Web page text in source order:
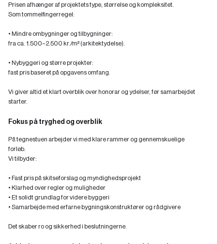
Prisen afhænger af projektets type, størrelse og kompleksitet.
Som tommelfingerregel:
• Mindre ombygninger og tilbygninger:
fra ca. 1.500–2.500 kr./m² (arkitektydelse).
• Nybyggeri og større projekter:
fast pris baseret på opgavens omfang.
Vi giver altid et klart overblik over honorar og ydelser, før samarbejdet
starter.
Fokus på tryghed og overblik
På tegnestuen arbejder vi med klare rammer og gennemskuelige
forløb.
Vi tilbyder:
• Fast pris på skitseforslag og myndighedsprojekt
• Klarhed over regler og muligheder
• Et solidt grundlag for videre byggeri
• Samarbejde med erfarne bygningskonstruktører og rådgivere
Det skaber ro og sikkerhed i beslutningerne.